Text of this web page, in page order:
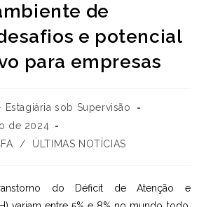
de
e potencial
para empresas
Estagiária sob Supervisão
de 2024
/ ÚLTIMAS NOTÍCIAS
do Déficit de Atenção e